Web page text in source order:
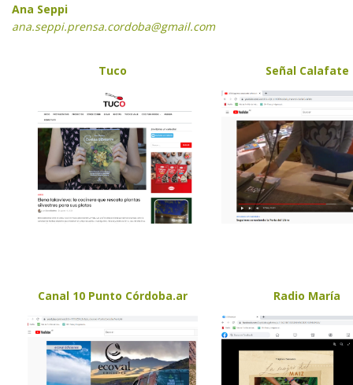
Ana Seppi
ana.seppi.prensa.cordoba@gmail.com
Tuco Señal Calafate
Canal 10 Punto Córdoba.ar Radio María